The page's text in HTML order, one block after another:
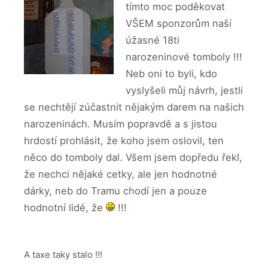
tímto moc poděkovat
VŠEM sponzorům naší
úžasné 18ti
narozeninové tomboly !!!
Neb oni to byli, kdo
vyslyšeli můj návrh, jestli
se nechtějí zúčastnit nějakým darem na našich
narozeninách. Musím popravdě a s jistou
hrdostí prohlásit, že koho jsem oslovil, ten
něco do tomboly dal. Všem jsem dopředu řekl,
že nechci nějaké cetky, ale jen hodnotné
dárky, neb do Tramu chodí jen a pouze
hodnotní lidé, že
!!!
A taxe taky stalo !!!